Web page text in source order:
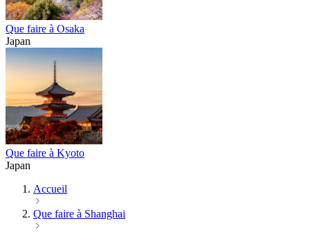
Que faire à Osaka
Japan
Que faire à Kyoto
Japan
Accueil
Que faire à Shanghai